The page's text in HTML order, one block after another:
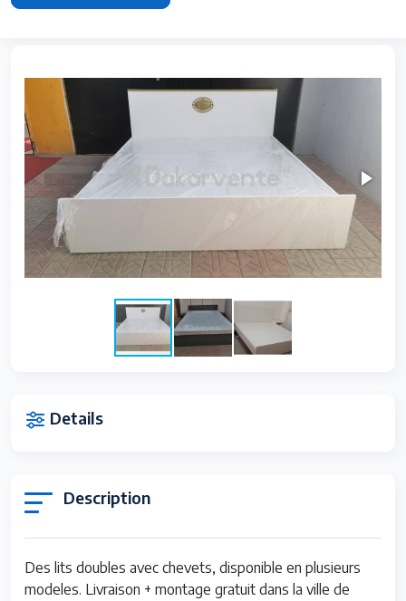
Details
Description
Des lits doubles avec chevets, disponible en plusieurs
modeles. Livraison + montage gratuit dans la ville de